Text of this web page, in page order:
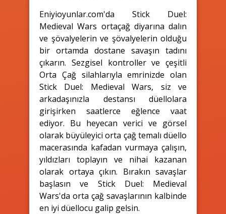
Eniyioyunlar.com'da Stick Duel:
Medieval Wars ortaçağ diyarına dalın
ve şövalyelerin ve şövalyelerin olduğu
bir ortamda dostane savaşın tadını
çıkarın. Sezgisel kontroller ve çeşitli
Orta Çağ silahlarıyla emrinizde olan
Stick Duel: Medieval Wars, siz ve
arkadaşınızla destansı düellolara
girişirken saatlerce eğlence vaat
ediyor. Bu heyecan verici ve görsel
olarak büyüleyici orta çağ temalı düello
macerasında kafadan vurmaya çalışın,
yıldızları toplayın ve nihai kazanan
olarak ortaya çıkın. Bırakın savaşlar
başlasın ve Stick Duel: Medieval
Wars'da orta çağ savaşlarının kalbinde
en iyi düellocu galip gelsin.